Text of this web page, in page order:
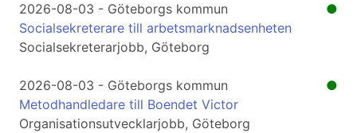
●
2026-08-03 - Göteborgs kommun
Socialsekreterare till arbetsmarknadsenheten
Socialsekreterarjobb, Göteborg
●
2026-08-03 - Göteborgs kommun
Metodhandledare till Boendet Victor
Organisationsutvecklarjobb, Göteborg